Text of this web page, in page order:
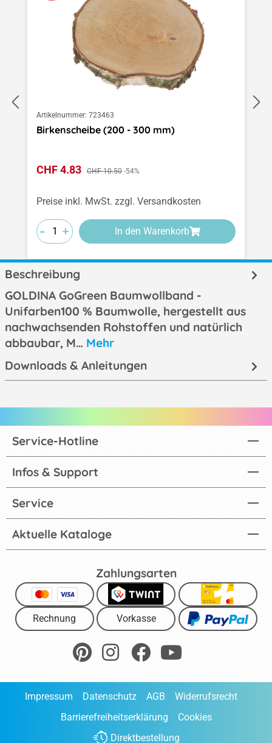
Artikelnummer: 723463
Birkenscheibe (200 - 300 mm)
Verkaufspreis:
CHF 4.83 Regulärer Preis:
CHF 10.50 -54%
Preise inkl. MwSt. zzgl. Versandkosten
-
-
- +
+
+ In den Warenkorb
Beschreibung
GOLDINA GoGreen Baumwollband -
Unifarben100 % Baumwolle, hergestellt aus
nachwachsenden Rohstoffen und natürlich
abbaubar, M… Mehr
Downloads & Anleitungen
Aktuelle Kataloge
Service-Hotline
Infos & Support
Service
Zahlungsarten
Rechnung Vorkasse
Impressum Datenschutz AGB
Widerrufsrecht
Barrierefreiheitserklärung
Cookies
Direktbestellung